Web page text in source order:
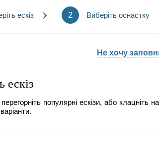
ескіз 2 Виберіть оснастку
Не хочу
ескіз
популярні ескізи, або клацніть